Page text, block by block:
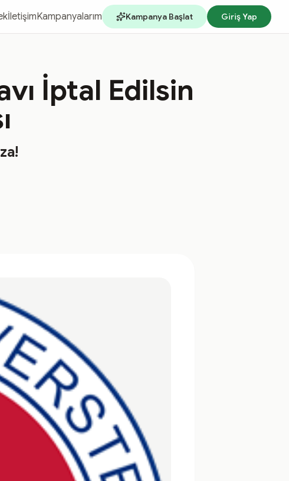
İletişimKampanyalarım Kampanya Başlat Giriş Yap
İptal Edilsin